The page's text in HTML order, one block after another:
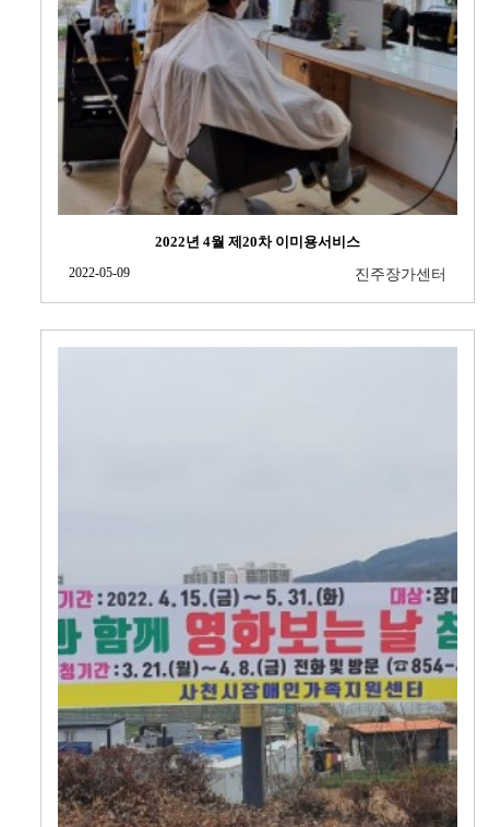
2022년 4월 제20차 이미용서비스
2022-05-09 진주장가센터